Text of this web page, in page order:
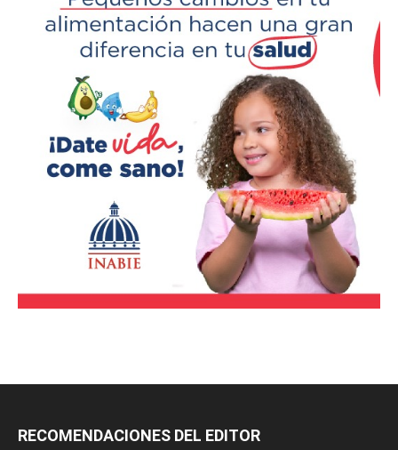
RECOMENDACIONES DEL EDITOR